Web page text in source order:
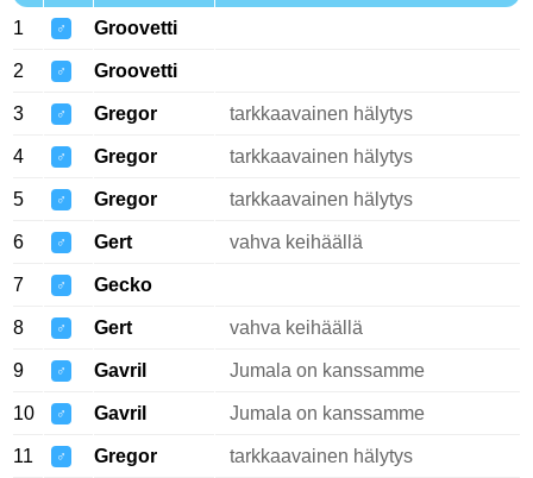
1 ♂ Groovetti
2 ♂ Groovetti
3 ♂ Gregor tarkkaavainen hälytys
4 ♂ Gregor tarkkaavainen hälytys
5 ♂ Gregor tarkkaavainen hälytys
6 ♂ Gert vahva keihäällä
7 ♂ Gecko
8 ♂ Gert vahva keihäällä
9 ♂ Gavril Jumala on kanssamme
10 ♂ Gavril Jumala on kanssamme
11 ♂ Gregor tarkkaavainen hälytys